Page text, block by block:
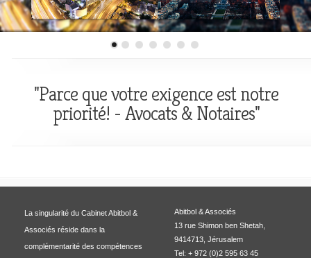
"Parce que votre exigence est notre
priorité! - Avocats & Notaires"
La singularité du Cabinet Abitbol &
Associés réside dans la
complémentarité des compétences
Abitbol & Associés
13 rue Shimon ben Shetah,
9414713, Jérusalem
Tel: + 972 (0)2 595 63 45